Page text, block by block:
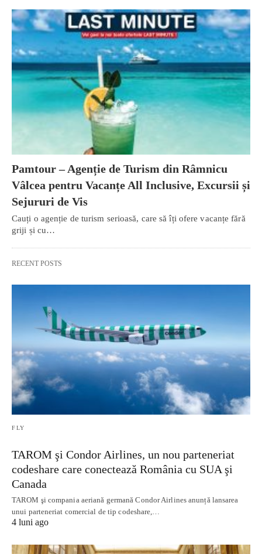
Pamtour – Agenție de Turism din Râmnicu
Vâlcea pentru Vacanțe All Inclusive, Excursii și
Sejururi de Vis
Cauți o agenție de turism serioasă, care să îți ofere vacanțe fără
griji și cu…
RECENT POSTS
FLY
TAROM şi Condor Airlines, un nou parteneriat
codeshare care conectează România cu SUA şi
Canada
TAROM şi compania aeriană germană Condor Airlines anunță lansarea
unui parteneriat comercial de tip codeshare,…
4 luni ago